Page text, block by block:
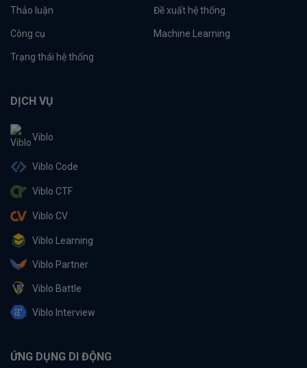
Thảo luận Đề xuất hệ thống
Công cụ Machine Learning
Trạng thái hệ thống
DỊCH VỤ
Viblo
Viblo Code
Viblo CTF
Viblo CV
Viblo Learning
Viblo Partner
Viblo Battle
Viblo Interview
ỨNG DỤNG DI ĐỘNG